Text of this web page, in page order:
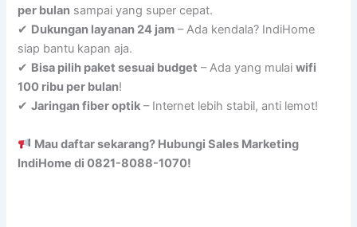
per bulan sampai yang super cepat.
✔ Dukungan layanan 24 jam – Ada kendala? IndiHome
siap bantu kapan aja.
✔ Bisa pilih paket sesuai budget – Ada yang mulaiwifi
100 ribu per bulan!
✔Jaringan fiber optik – Internet lebih stabil, anti lemot!
Mau daftar sekarang? Hubungi Sales Marketing
IndiHome di 0821-8088-1070!